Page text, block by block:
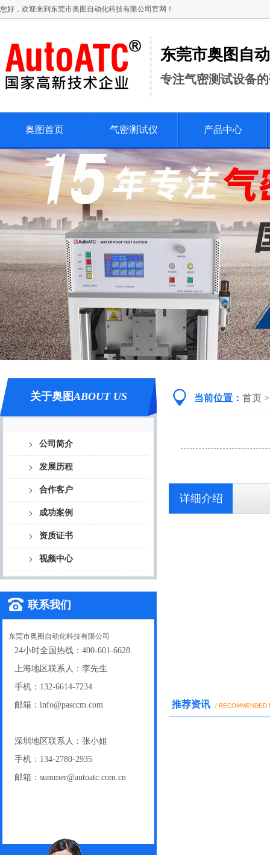
您好，欢迎来到东莞市奥图自动化科技有限公司官网！
东莞市奥图自
专注气密测试设备
奥图首页 气密测试仪 产品中心
关于奥图ABOUT US
公司简介
发展历程
合作客户
成功案例
资质证书
视频中心
联系我们
东莞市奥图自动化科技有限公司
24小时全国热线：400-601-6628
上海地区联系人：李先生
手机：132-6614-7234
邮箱：info@pasccm.com
深圳地区联系人：张小姐
手机：134-2780-2935
邮箱：summer@autoatc.com.cn
当前位置： 首页
详细介绍
推荐资讯 / RECOMMENDED